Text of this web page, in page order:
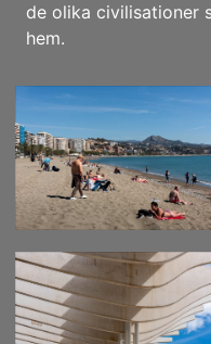
de olika civilisationer
hem.